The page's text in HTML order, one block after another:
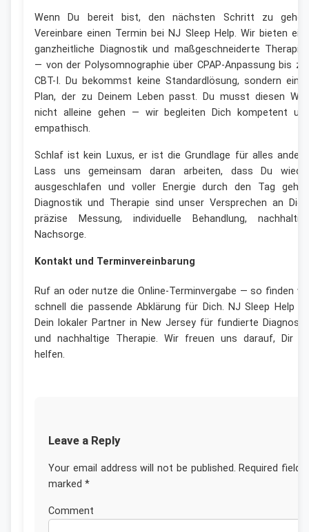
Wenn Du bereit bist, den nächsten Schritt zu
Vereinbare einen Termin bei NJ Sleep Help. Wir bieten
ganzheitliche Diagnostik und maßgeschneiderte
— von der Polysomnographie über CPAP-Anpassung bis
CBT-I. Du bekommst keine Standardlösung, sondern
Plan, der zu Deinem Leben passt. Du musst diesen
nicht alleine gehen — wir begleiten Dich kompetent
empathisch.
Schlaf ist kein Luxus, er ist die Grundlage für alles
Lass uns gemeinsam daran arbeiten, dass Du
ausgeschlafen und voller Energie durch den Tag
Diagnostik und Therapie sind unser Versprechen an
präzise Messung, individuelle Behandlung,
Nachsorge.
Kontakt und Terminvereinbarung
Ruf an oder nutze die Online-Terminvergabe — so finden
schnell die passende Abklärung für Dich. NJ Sleep Help
Dein lokaler Partner in New Jersey für fundierte
und nachhaltige Therapie. Wir freuen uns darauf, Dir
helfen.
Leave a Reply
Your email address will not be published. Required fields
marked *